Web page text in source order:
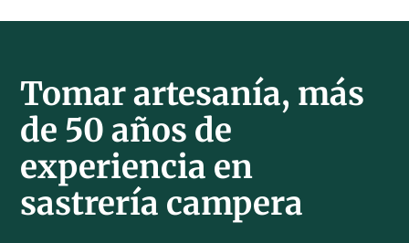
Tomar artesanía, más
de 50 años de
experiencia en
sastrería campera